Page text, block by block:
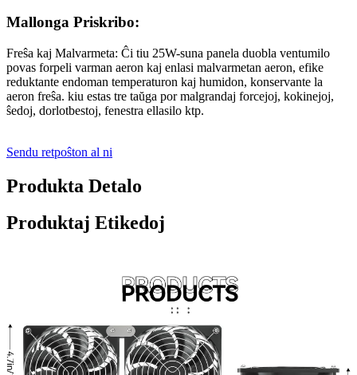
Mallonga Priskribo:
Freŝa kaj Malvarmeta: Ĉi tiu 25W-suna panela duobla ventumilo
povas forpeli varman aeron kaj enlasi malvarmetan aeron, efike
reduktante endoman temperaturon kaj humidon, konservante la
aeron freŝa. kiu estas tre taŭga por malgrandaj forcejoj, kokinejoj,
ŝedoj, dorlotbestoj, fenestra ellasilo ktp.
Sendu retpoŝton al ni
Produkta Detalo
Produktaj Etikedoj